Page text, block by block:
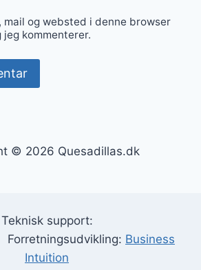
mail og websted i denne browser
kommenterer.
© 2026 Quesadillas.dk
Teknisk support:
Business
Intuition